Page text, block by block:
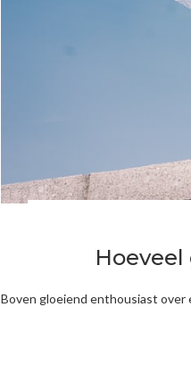
Boven gloeiend enthousiast over